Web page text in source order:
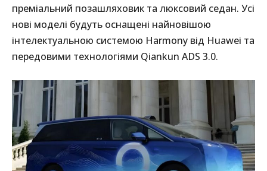
преміальний позашляховик та люксовий седан. Усі
нові моделі будуть оснащені найновішою
інтелектуальною системою Harmony від Huawei та
передовими технологіями Qiankun ADS 3.0.